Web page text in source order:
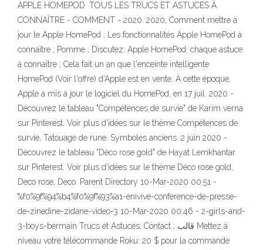
APPLE HOMEPOD: TOUS LES TRUCS ET ASTUCES À
CONNAÎTRE - COMMENT - 2020. 2020; Comment mettre à
jour le Apple HomePod ; Les fonctionnalités Apple HomePod à
connaître ; Pomme ; Discutez: Apple HomePod: chaque astuce
à connaître ; Cela fait un an que l'enceinte intelligente
HomePod (Voir l'offre) d'Apple est en vente. À cette époque,
Apple a mis à jour le logiciel du HomePod, en 17 juil. 2020 -
Découvrez le tableau "Compétences de survie" de Karim verna
sur Pinterest. Voir plus d'idées sur le thème Compétences de
survie, Tatouage de rune, Symboles anciens. 2 juin 2020 -
Découvrez le tableau "Déco rose gold" de Hayat Lemkhantar
sur Pinterest. Voir plus d'idées sur le thème Déco rose gold,
Deco rose, Deco. Parent Directory 10-Mar-2020 00:51 -
%f0%9f%94%b4%f0%9f%93%a1-enivive-conference-de-presse-
de-zinedine-zidane-video-3 10-Mar-2020 00:46 - 2-girls-and-
3-boys-bermain Trucs et Astuces; Contact ; قالب Mettez à
niveau votre télécommande Roku: 20 $ pour la commande